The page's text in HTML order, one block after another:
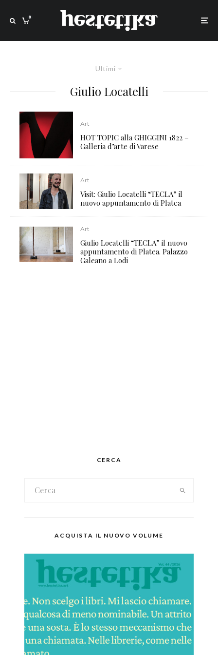
0
Ultimi
Giulio Locatelli
Art
HOT TOPIC alla GHIGGINI 1822 –
Galleria d’arte di Varese
Art
Visit: Giulio Locatelli “TECLA” il
nuovo appuntamento di Platea
Art
Giulio Locatelli “TECLA” il nuovo
appuntamento di Platea. Palazzo
Galeano a Lodi
CERCA
ACQUISTA IL NUOVO VOLUME